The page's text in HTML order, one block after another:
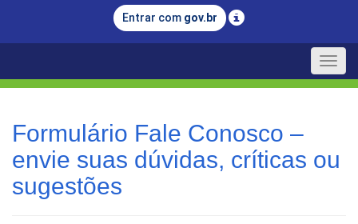
Legislação
Entrar com gov.br
Toggle
Formulário Fale Conosco –
envie suas dúvidas, críticas ou
sugestões